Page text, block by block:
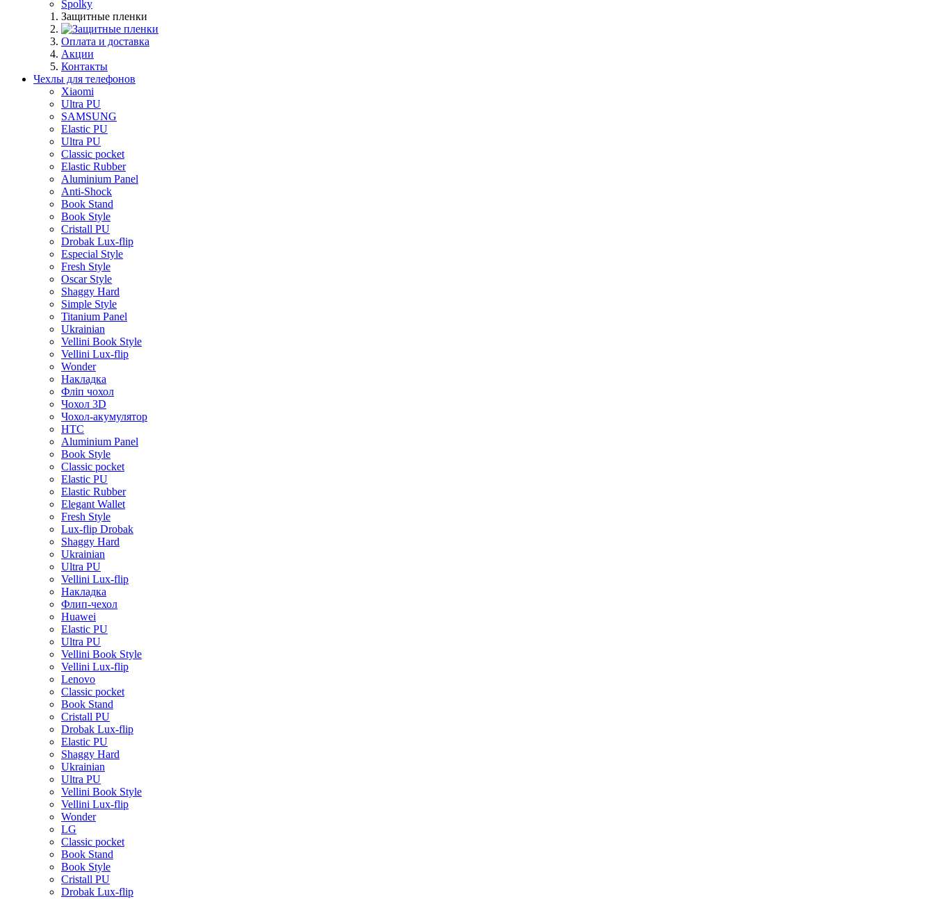
Spolky
Защитные пленки
Оплата и доставка
Акции
Контакты
Чехлы для телефонов
Xiaomi
Ultra PU
SAMSUNG
Elastic PU
Ultra PU
Classic pocket
Elastic Rubber
Aluminium Panel
Anti-Shock
Book Stand
Book Style
Cristall PU
Drobak Lux-flip
Especial Style
Fresh Style
Oscar Style
Shaggy Hard
Simple Style
Titanium Panel
Ukrainian
Vellini Book Style
Vellini Lux-flip
Wonder
Накладка
Фліп чохол
Чохол 3D
Чохол-акумулятор
HTC
Aluminium Panel
Book Style
Classic pocket
Elastic PU
Elastic Rubber
Elegant Wallet
Fresh Style
Lux-flip Drobak
Shaggy Hard
Ukrainian
Ultra PU
Vellini Lux-flip
Накладка
Флип-чехол
Huawei
Elastic PU
Ultra PU
Vellini Book Style
Vellini Lux-flip
Lenovo
Classic pocket
Book Stand
Cristall PU
Drobak Lux-flip
Elastic PU
Shaggy Hard
Ukrainian
Ultra PU
Vellini Book Style
Vellini Lux-flip
Wonder
LG
Classic pocket
Book Stand
Book Style
Cristall PU
Drobak Lux-flip